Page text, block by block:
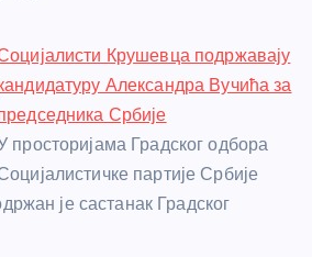
Крушевца подржавају
Александра Вучића за
Србије
просторијама Градског одбора
партије Србије
је састанак Градског